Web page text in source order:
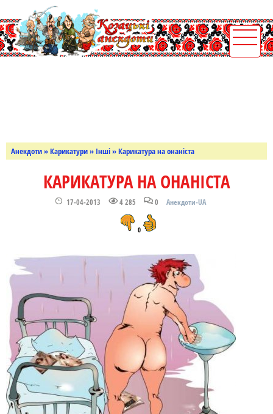
Анекдоти»Карикатури» Інші» Карикатура на онаніста
КАРИКАТУРА НА ОНАНІСТА
17-04-2013 4 285 0 Анекдоти-UA
0